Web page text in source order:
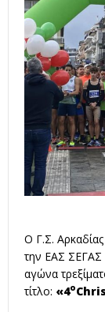
Ο Γ.Σ.
την ΕΑΣ
αγώνα
τίτλο: «4ο